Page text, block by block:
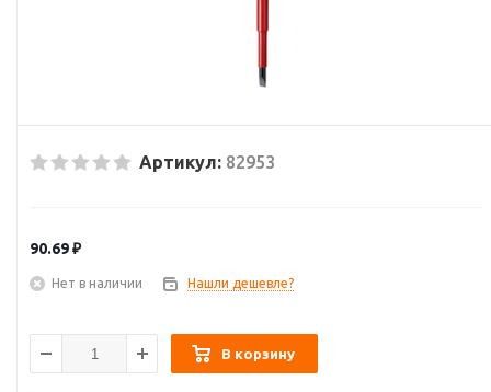
Артикул: 82953
90.69₽
Нет в наличии Нашли дешевле?
В корзину